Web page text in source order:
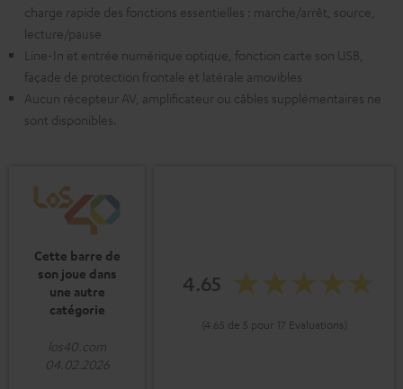
charge rapide des fonctions essentielles : marche/arrêt, source,
lecture/pause
Line-In et entrée numérique optique, fonction carte son USB,
façade de protection frontale et latérale amovibles
Aucun récepteur AV, amplificateur ou câbles supplémentaires ne
sont disponibles.
Cette barre de
son joue dans
une autre
catégorie
los40.com
04.02.2026
4.65
(4.65 de 5 pour 17 Evaluations)